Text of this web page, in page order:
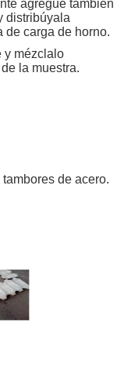
agregue también
distribúyala
de carga de horno.
y mézclalo
la muestra.
de acero.